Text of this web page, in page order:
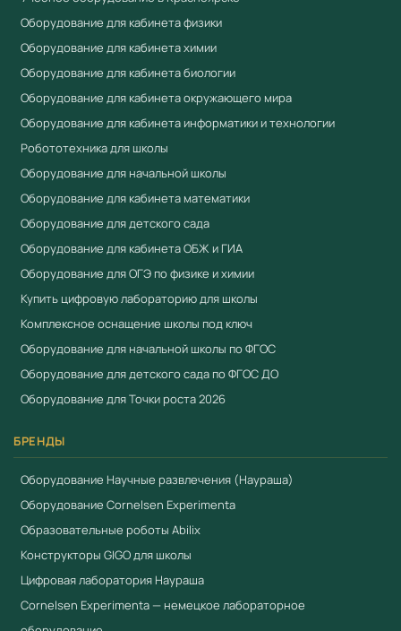
fgostorg.ru@yandex.ru
Произведено компанией«Научные развлечения»
(Россия). Бренд«Наураша»— лидер российского
рынка цифровых лабораторий для дошкольного и
начального образования. Сертифицировано по
Входит в переченьПриказа 838 Минпросвещения
Реестр Минпромторга ПП РФ №719.
Смотрите также
Стойки для цифровых лабораторий
Цифровая USB-камера
Цифровая камера для микроскопа (МИР
ЛЕВЕНГУКА)
Оборудование для кабинета физики
Оборудование для кабинета химии
Оборудование для кабинета биологии
Оборудование для кабинета окружающего мира
Оборудование для кабинета информатики и технологии
Робототехника для школы
Оборудование для начальной школы
Оборудование для кабинета математики
Оборудование для детского сада
Оборудование для кабинета ОБЖ и ГИА
Оборудование для ОГЭ по физике и химии
Купить цифровую лабораторию для школы
Комплексное оснащение школы под ключ
Оборудование для начальной школы по ФГОС
Оборудование для детского сада по ФГОС ДО
Оборудование для Точки роста 2026
БРЕНДЫ
Оборудование Научные развлечения (Наураша)
Оборудование Cornelsen Experimenta
Образовательные роботы Abilix
Конструкторы GIGO для школы
Цифровая лаборатория Наураша
Cornelsen Experimenta — немецкое лабораторное